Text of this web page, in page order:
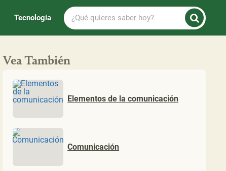
Tecnología
¿Qué
quieres
saber
Vea También
Elementos de la comunicación
Comunicación